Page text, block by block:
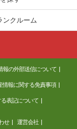
ンクルーム
報の外部送信について
情報に関する免責事項
表記について
せ 運営会社